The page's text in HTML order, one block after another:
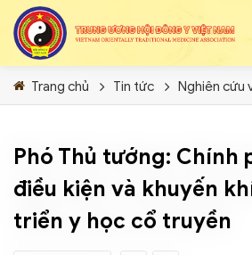
Trang chủ Tin tức Nghiên cứu
Phó Thủ tướng: Chính
điều kiện và khuyến
triển y học cổ truyền